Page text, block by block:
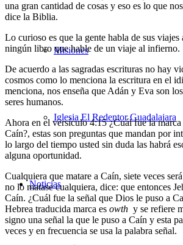
Misiones
Iglesia El Redentor Guadalajara
Noticias
una gran cantidad de cosas y eso es lo que
dice la Biblia.
Lo curioso es que la gente habla de sus
ningún libro que hable de un viaje al infierno.
De acuerdo a las sagradas escrituras no hay
cosmos como lo menciona la escritura en el
menciona, nos enseña que Adán y Eva son
seres humanos.
Ahora en el versículo 4:15 ¿Cuál fue la
Caín?, estas son preguntas que mandan por
lo largo del tiempo usted sin duda las habrá
alguna oportunidad.
Cualquiera que matare a Caín, siete veces
no lo matase cualquiera, dice: que entonces
Caín. ¿Cuál fue la señal que Dios le puso a
Hebrea traducida marca es owth y se refiere
signo una señal la que le puso a Caín y esta
veces y en frecuencia se usa la palabra señal.